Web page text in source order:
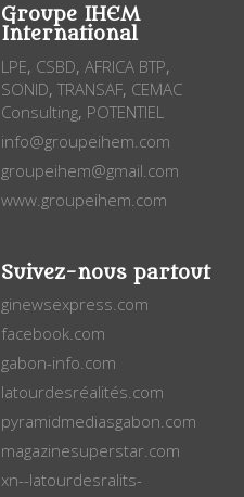
Groupe IHEM
International
LPE, CSBD, AFRICA BTP,
SONID, TRANSAF, CEMAC
Consulting, POTENTIEL
info@groupeihem.com
groupeihem@gmail.com
www.groupeihem.com
Suivez-nous partout
ginewsexpress.com
facebook.com
gabon-info.com
latourdesréalités.com
pyramidmediasgabon.com
magazinesuperstar.com
xn--latourdesralits-